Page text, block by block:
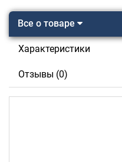
Все о товаре
Характеристики
Отзывы (0)